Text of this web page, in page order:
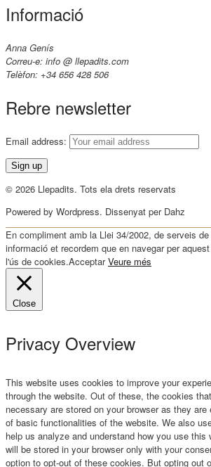
Informació
Anna Genís
Correu-e: info @ llepadits.com
Telèfon: +34 656 428 506
Rebre newsletter
Email address:
© 2026 Llepadits. Tots ela drets reservats
Powered by Wordpress. Dissenyat per Dahz
En compliment amb la Llei 34/2002, de serveis
informació et recordem que en navegar per
l'ús de cookies.Acceptar Veure més
Close
Privacy Overview
This website uses cookies to improve your
through the website. Out of these, the cookies
necessary are stored on your browser as they
of basic functionalities of the website. We also
help us analyze and understand how you use
will be stored in your browser only with your
option to opt-out of these cookies. But opting out